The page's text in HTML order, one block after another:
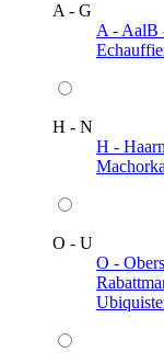
A - G
A - AalB
H - N
H -
Machorka
O - U
O - Obers